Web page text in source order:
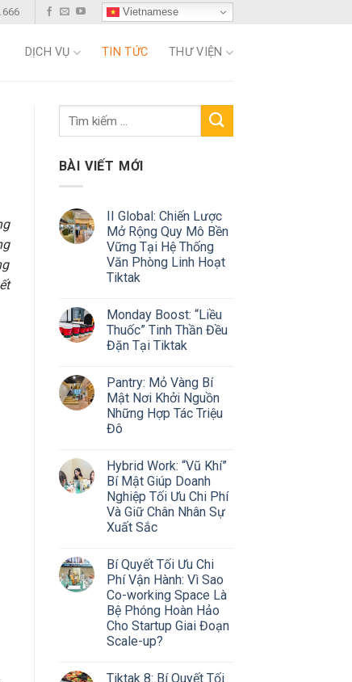
Vietnamese
DỊCH VỤ TIN TỨC THƯ VIỆN
BÀI VIẾT MỚI
II Global: Chiến Lược
Mở Rộng Quy Mô Bền
Vững Tại Hệ Thống
Văn Phòng Linh Hoạt
Tiktak
Monday Boost: “Liều
Thuốc” Tinh Thần Đều
Đặn Tại Tiktak
Pantry: Mỏ Vàng Bí
Mật Nơi Khởi Nguồn
Những Hợp Tác Triệu
Đô
Hybrid Work: “Vũ Khí”
Bí Mật Giúp Doanh
Nghiệp Tối Ưu Chi Phí
Và Giữ Chân Nhân Sự
Xuất Sắc
Bí Quyết Tối Ưu Chi
Phí Vận Hành: Vì Sao
Co-working Space Là
Bệ Phóng Hoàn Hảo
Cho Startup Giai Đoạn
Scale-up?
Tiktak 8: Bí Quyết Tối